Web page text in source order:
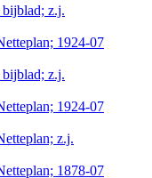
z.j.
1924-07
z.j.
1924-07
z.j.
1878-07